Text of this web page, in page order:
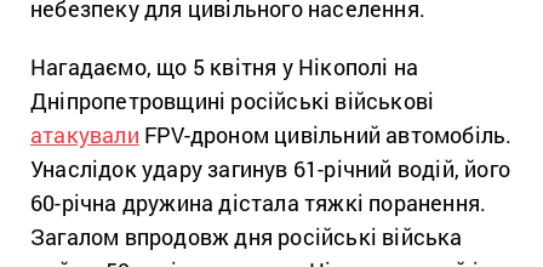
небезпеку для цивільного населення.
Нагадаємо, що 5 квітня у Нікополі на
Дніпропетровщині російські військові
атакували FPV-дроном цивільний автомобіль.
Унаслідок удару загинув 61-річний водій, його
60-річна дружина дістала тяжкі поранення.
Загалом впродовж дня російські війська